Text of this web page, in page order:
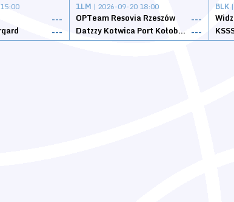
---
---
1LM | 2026-09-20 18:00
OPTeam Resovia Rzeszów
---
Datzzy Kotwica Port Kołobrzeg ---
BLK